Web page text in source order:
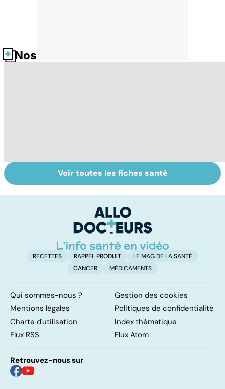
Nos fiches santé
Comment
maîtriser le
Accident
vasculaire
également
touché
Voir toutes les fiches santé
RECETTES RAPPEL PRODUIT
LE MAG DE LA SANTÉ
CANCER
MÉDICAMENTS
Qui sommes-nous ?
Gestion des cookies
Mentions légales
Politiques de confidentialité
Charte d'utilisation
Index thématique
Flux RSS
Flux Atom
Retrouvez-nous sur